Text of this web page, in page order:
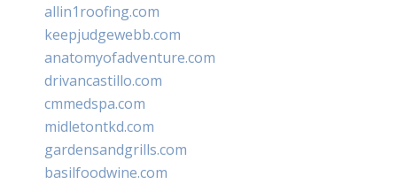
allin1roofing.com
keepjudgewebb.com
anatomyofadventure.com
drivancastillo.com
cmmedspa.com
midletontkd.com
gardensandgrills.com
basilfoodwine.com